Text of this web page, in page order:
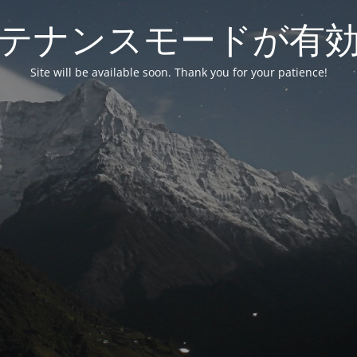
ナンスモードが有
Site will be available soon. Thank you for your patience!